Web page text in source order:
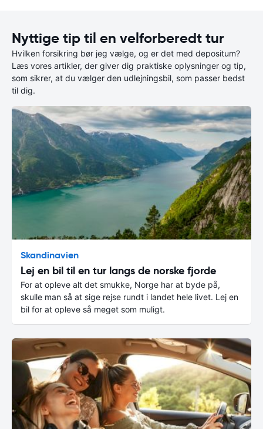
Nyttige tip til en velforberedt tur
Hvilken forsikring bør jeg vælge, og er det med depositum?
Læs vores artikler, der giver dig praktiske oplysninger og tip,
som sikrer, at du vælger den udlejningsbil, som passer bedst
til dig.
Skandinavien
Lej en bil til en tur langs de norske fjorde
For at opleve alt det smukke, Norge har at byde på,
skulle man så at sige rejse rundt i landet hele livet. Lej en
bil for at opleve så meget som muligt.